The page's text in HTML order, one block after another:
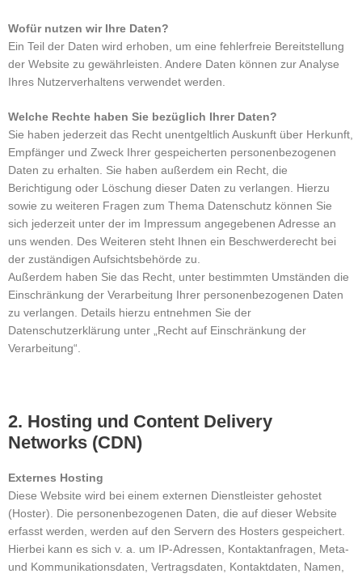
Wofür nutzen wir Ihre Daten?
Ein Teil der Daten wird erhoben, um eine fehlerfreie Bereitstellung
der Website zu gewährleisten. Andere Daten können zur Analyse
Ihres Nutzerverhaltens verwendet werden.
Welche Rechte haben Sie bezüglich Ihrer Daten?
Sie haben jederzeit das Recht unentgeltlich Auskunft über Herkunft,
Empfänger und Zweck Ihrer gespeicherten personenbezogenen
Daten zu erhalten. Sie haben außerdem ein Recht, die
Berichtigung oder Löschung dieser Daten zu verlangen. Hierzu
sowie zu weiteren Fragen zum Thema Datenschutz können Sie
sich jederzeit unter der im Impressum angegebenen Adresse an
uns wenden. Des Weiteren steht Ihnen ein Beschwerderecht bei
der zuständigen Aufsichtsbehörde zu.
Außerdem haben Sie das Recht, unter bestimmten Umständen die
Einschränkung der Verarbeitung Ihrer personenbezogenen Daten
zu verlangen. Details hierzu entnehmen Sie der
Datenschutzerklärung unter „Recht auf Einschränkung der
Verarbeitung“.
2. Hosting und Content Delivery
Networks (CDN)
Externes Hosting
Diese Website wird bei einem externen Dienstleister gehostet
(Hoster). Die personenbezogenen Daten, die auf dieser Website
erfasst werden, werden auf den Servern des Hosters gespeichert.
Hierbei kann es sich v. a. um IP-Adressen, Kontaktanfragen, Meta-
und Kommunikationsdaten, Vertragsdaten, Kontaktdaten, Namen,